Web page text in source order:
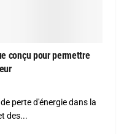
conçu pour permettre
perte d'énergie dans la
des...